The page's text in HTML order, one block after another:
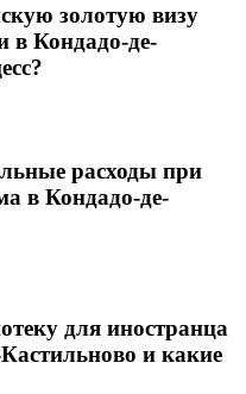
золотую визу
в Кондадо-де-
расходы при
в Кондадо-де-
для иностранца
и какие